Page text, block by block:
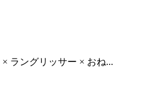
ラングリッサー × おね...